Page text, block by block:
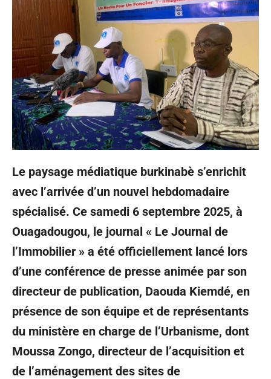
Le paysage médiatique burkinabè s’enrichit
avec l’arrivée d’un nouvel hebdomadaire
spécialisé. Ce samedi 6 septembre 2025, à
Ouagadougou, le journal « Le Journal de
l’Immobilier » a été officiellement lancé lors
d’une conférence de presse animée par son
directeur de publication, Daouda Kiemdé, en
présence de son équipe et de représentants
du ministère en charge de l’Urbanisme, dont
Moussa Zongo, directeur de l’acquisition et
de l’aménagement des sites de